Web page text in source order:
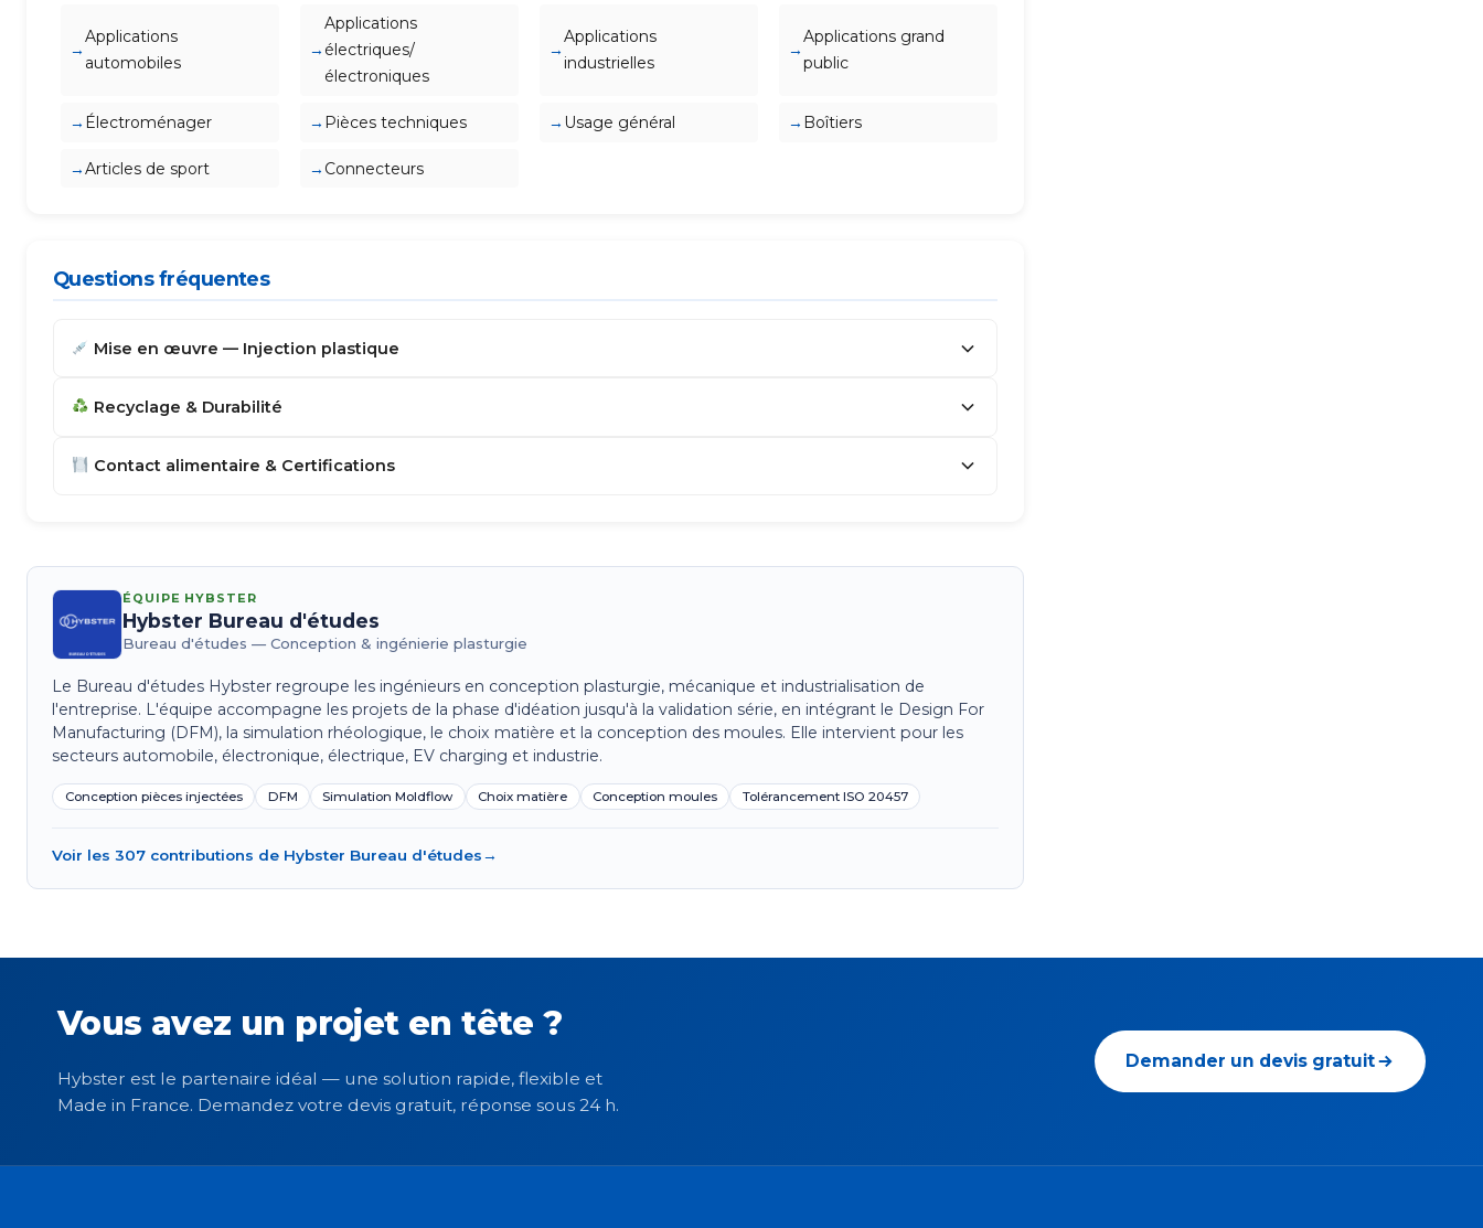
Applications
automobiles
Applications
électriques/
électroniques
Applications
industrielles
Applications grand
public
Électroménager Pièces techniques Usage général Boîtiers
Articles de sport Connecteurs
Questions fréquentes
Mise en œuvre — Injection plastique
Recyclage & Durabilité
Contact alimentaire & Certifications
ÉQUIPE HYBSTER
Hybster Bureau d'études
Bureau d'études — Conception & ingénierie plasturgie
Le Bureau d'études Hybster regroupe les ingénieurs en conception plasturgie, mécanique et industrialisation de
l'entreprise. L'équipe accompagne les projets de la phase d'idéation jusqu'à la validation série, en intégrant le Design For
Manufacturing (DFM), la simulation rhéologique, le choix matière et la conception des moules. Elle intervient pour les
secteurs automobile, électronique, électrique, EV charging et industrie.
Conception pièces injectées DFM Simulation Moldflow Choix matière Conception moules Tolérancement ISO 20457
Voir les 307 contributions de Hybster Bureau d'études→
Vous avez un projet en tête ?
Hybster est le partenaire idéal — une solution rapide, flexible et
Made in France. Demandez votre devis gratuit, réponse sous 24 h.
Demander un devis gratuit